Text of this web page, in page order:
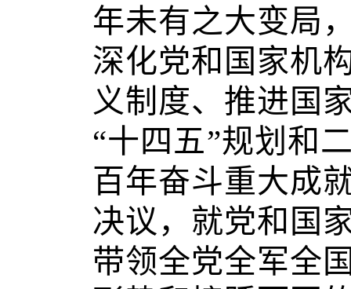
年未有之大变局
深化党和国家机
义制度、推进国
“十四五”规划和
百年奋斗重大成
决议，就党和国
带领全党全军全